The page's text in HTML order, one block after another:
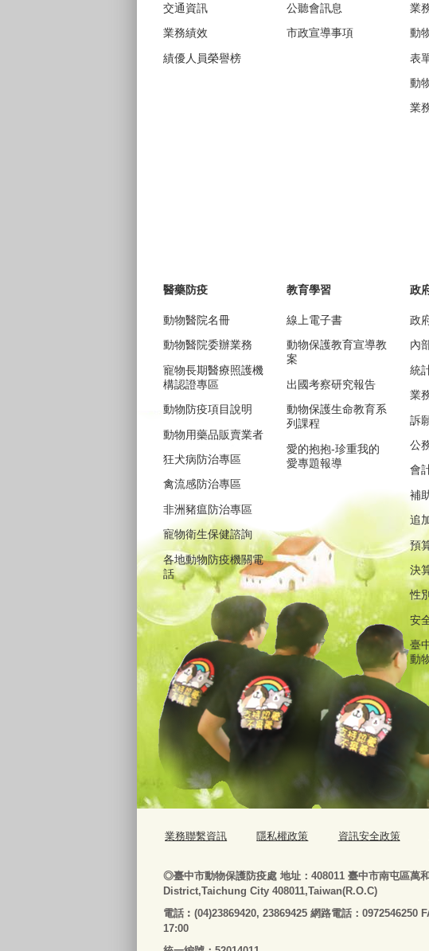
交通資訊
業務績效
績優人員榮譽榜
公聽會訊息
市政宣導事項
業
動
表
動
業
醫藥防疫
動物醫院名冊
動物醫院委辦業務
寵物長期醫療照護機
構認證專區
動物防疫項目說明
動物用藥品販賣業者
狂犬病防治專區
禽流感防治專區
非洲豬瘟防治專區
寵物衛生保健諮詢
各地動物防疫機關電
話
教育學習
線上電子書
動物保護教育宣導教
案
出國考察研究報告
動物保護生命教育系
列課程
愛的抱抱-珍重我的
愛專題報導
政
政
內
統
業
訴
公
會
補
追
預
決
性
安
臺
動
業務聯繫資訊 隱私權政策 資訊安全政策
◎臺中市動物保護防疫處 地址：408011 臺中市南屯區萬
District,Taichung City 408011,Taiwan(R.O.C)
電話 ︰ (04)23869420, 23869425 網路電話：0972546250
17:00